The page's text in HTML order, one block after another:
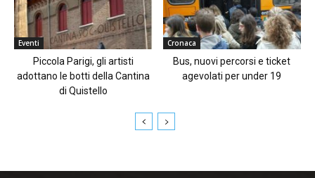
Eventi
Piccola Parigi, gli artisti
adottano le botti della Cantina
di Quistello
Cronaca
Bus, nuovi percorsi e ticket
agevolati per under 19